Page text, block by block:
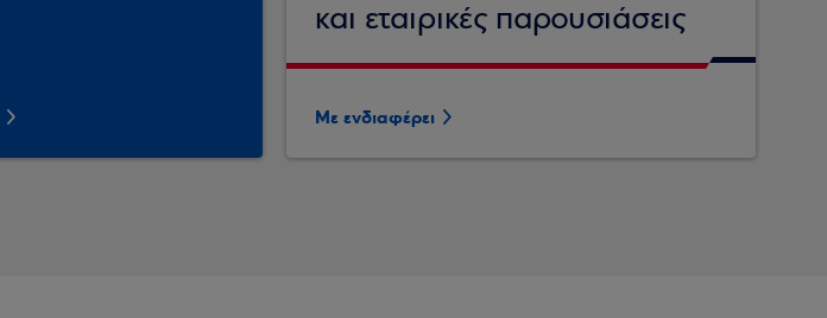
και εταιρικές παρουσιάσεις
Με ενδιαφέρει